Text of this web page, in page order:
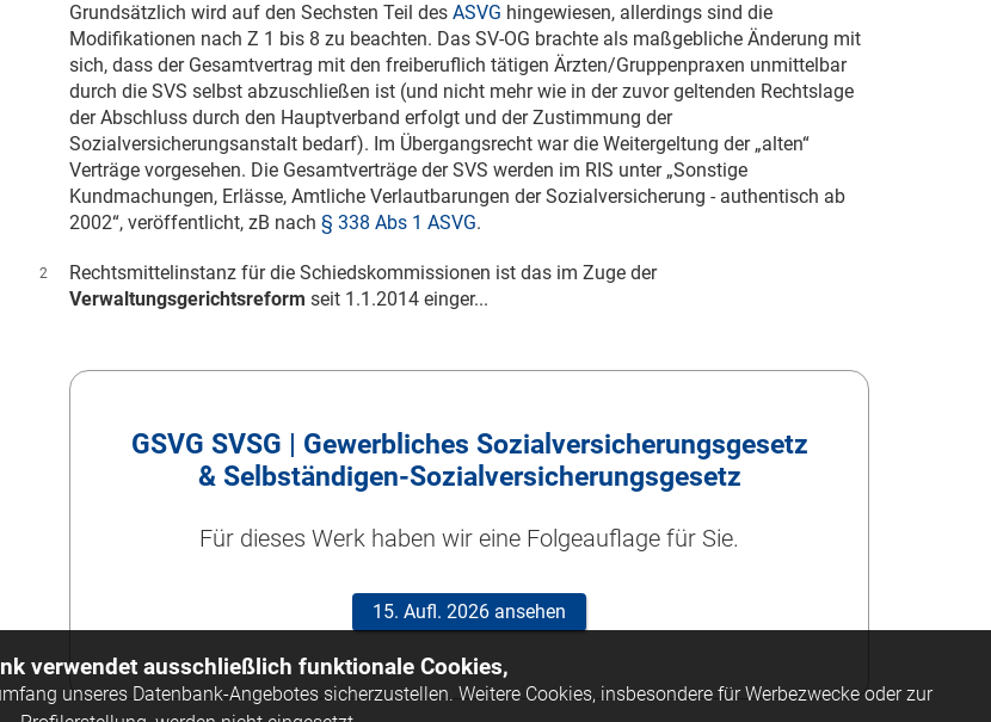
Grundsätzlich wird auf den Sechsten Teil des ASVG hingewiesen, allerdings sind die
Modifikationen nach Z 1 bis 8 zu beachten. Das SV-OG brachte als maßgebliche Änderung mit
sich, dass der Gesamtvertrag mit den freiberuflich tätigen Ärzten/Gruppenpraxen unmittelbar
durch die SVS selbst abzuschließen ist (und nicht mehr wie in der zuvor geltenden Rechtslage
der Abschluss durch den Hauptverband erfolgt und der Zustimmung der
Sozialversicherungsanstalt bedarf). Im Übergangsrecht war die Weitergeltung der „alten“
Verträge vorgesehen. Die Gesamtverträge der SVS werden im RIS unter „Sonstige
Kundmachungen, Erlässe, Amtliche Verlautbarungen der Sozialversicherung - authentisch ab
2002“, veröffentlicht, zB nach § 338 Abs 1 ASVG.
2
Rechtsmittelinstanz für die Schiedskommissionen ist das im Zuge der
Verwaltungsgerichtsreform seit 1.1.2014 einger...
GSVG SVSG | Gewerbliches Sozialversicherungsgesetz
& Selbständigen-Sozialversicherungsgesetz
Für dieses Werk haben wir eine Folgeauflage für Sie.
15. Aufl. 2026 ansehen
verwendet ausschließlich funktionale Cookies,
unseres Datenbank-Angebotes sicherzustellen. Weitere Cookies, insbesondere für Werbezwecke oder zur